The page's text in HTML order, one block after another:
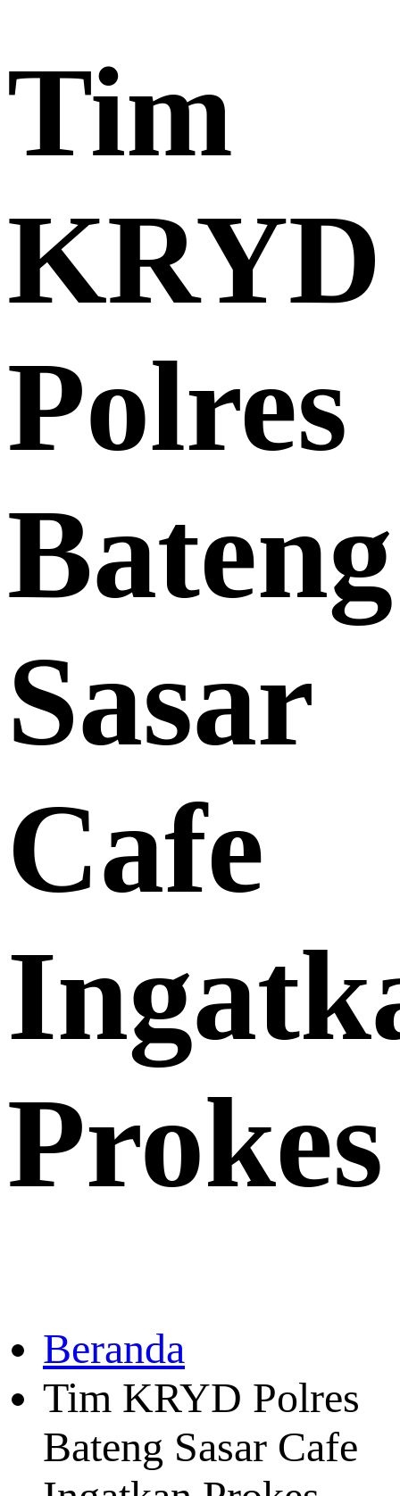
Tim
KRYD
Polres
Bateng
Sasar
Cafe
Prokes
Beranda
Tim KRYD Polres
Bateng Sasar Cafe